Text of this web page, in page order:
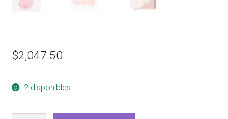
$2,047.50
2 disponibles